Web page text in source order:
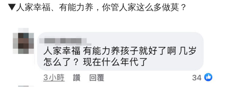
▼人家幸福、有能力养，你管人家这么多做莫？